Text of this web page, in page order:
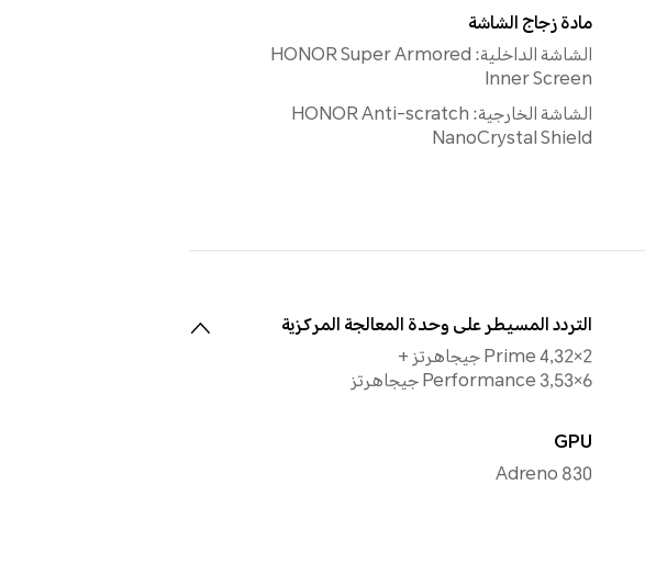
مادة زجاج الشاشة
الشاشة الداخلية: HONOR Super Armored
Inner Screen
الشاشة الخارجية: HONOR Anti-scratch
NanoCrystal Shield
التردد المسيطر على وحدة المعالجة المركزية
2×Prime 4,32 جيجاهرتز +
6×Performance 3,53 جيجاهرتز
GPU
Adreno 830